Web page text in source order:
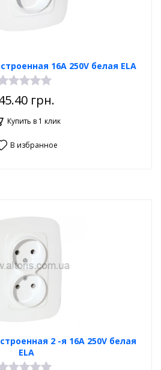
16А 250V белая ELA
грн.
Купить в 1 клик
В избранное
2 -я 16А 250V белая
ELA